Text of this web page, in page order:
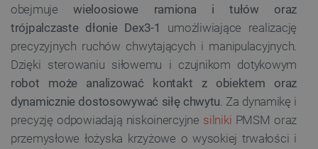
obejmujewieloosiowe ramiona i tułów oraz
trójpalczaste dłonie Dex3-1
umożliwiające realizację
precyzyjnych ruchów chwytających i manipulacyjnych.
Dzięki sterowaniu siłowemu i czujnikom dotykowym
robot może analizować kontakt z obiektem oraz
dynamicznie dostosowywać siłę chwytu. Za dynamikę i
precyzję odpowiadają niskoinercyjne silniki PMSM oraz
przemysłowe łożyska krzyżowe o wysokiej trwałości i